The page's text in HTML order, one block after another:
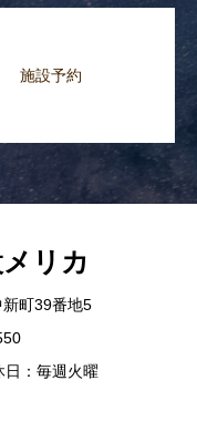
施設予約
リカ
新町39番地5
：毎週火曜